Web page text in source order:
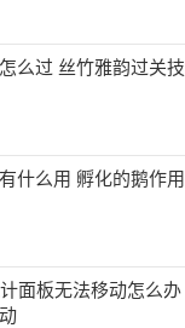
么过 丝竹雅韵过关技
什么用 孵化的鹅作用
面板无法移动怎么办